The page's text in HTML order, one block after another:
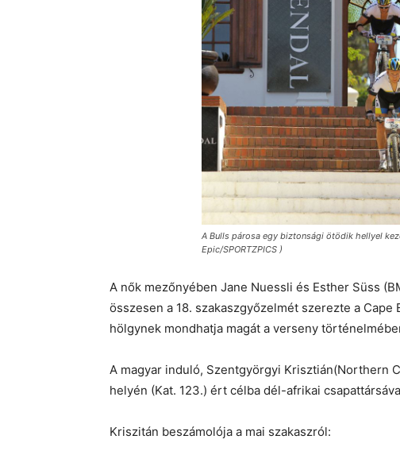
A Bulls párosa egy biztonsági ötödik hellyel
Epic/SPORTZPICS )
A nők mezőnyében Jane Nuessli és Esther Süss
összesen a 18. szakaszgyőzelmét szerezte a
hölgynek mondhatja magát a verseny
A magyar induló, Szentgyörgyi Krisztián(Northern
helyén (Kat. 123.) ért célba dél-afrikai
Kriszitán beszámolója a mai szakaszról: